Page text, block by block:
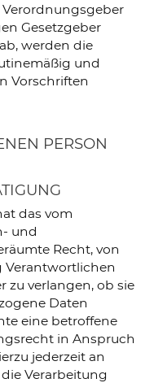
Gesetzgeber
werden die
und
Vorschriften
PERSON
das vom
und
Recht, von
Verantwortlichen
zu verlangen, ob sie
Daten
eine betroffene
in Anspruch
jederzeit an
Verarbeitung